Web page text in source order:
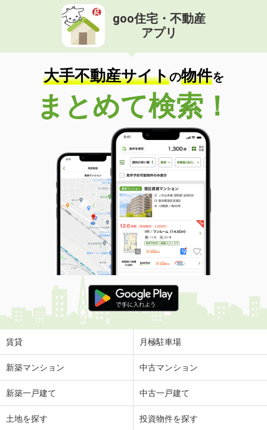
goo住宅・不動産
アプリ
大手不動産サイトの物件を
まとめて検索！
賃貸 月極駐車場
新築マンション 中古マンション
新築一戸建て 中古一戸建て
土地を探す 投資物件を探す